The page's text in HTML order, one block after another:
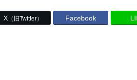
X （旧Twitter） Facebook